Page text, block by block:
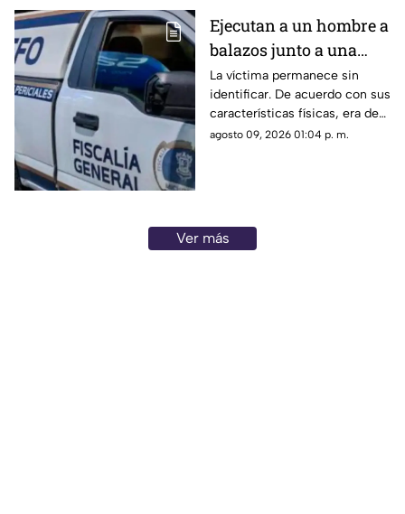
Ejecutan a un hombre a
balazos junto a una
gasolinera en
Michoacán
La víctima permanece sin
identificar. De acuerdo con sus
características físicas, era de
complexión robusta y vestía
agosto 09, 2026 01:04 p. m.
Ver más